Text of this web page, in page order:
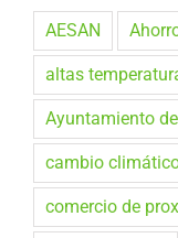
AESAN
altas
Ayuntamiento
cambio
comercio de